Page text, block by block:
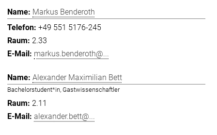
Markus Benderoth
+49 551 5176-245
2.33
markus.benderoth@...
Alexander Maximilian Bett
Bachelorstudent*in, Gastwissenschaftler
2.11
alexander.bett@...